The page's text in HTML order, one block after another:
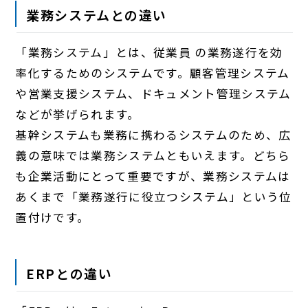
業務システムとの違い
「業務システム」とは、従業員 の業務遂行を効
率化するためのシステムです。顧客管理システム
や営業支援システム、ドキュメント管理システム
などが挙げられます。
基幹システムも業務に携わるシステムのため、広
義の意味では業務システムともいえます。どちら
も企業活動にとって重要ですが、業務システムは
あくまで「業務遂行に役立つシステム」という位
置付けです。
ERPとの違い